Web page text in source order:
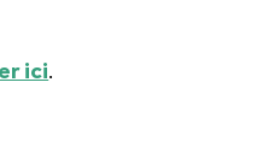
ici.